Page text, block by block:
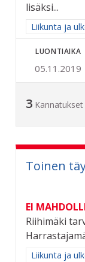
lisäksi...
Rajaa
Liikunta ja
LUONTIAIKA
05.11.2019
3 Kannatukset
Toinen
EI
Riihimäki
Rajaa
Liikunta ja